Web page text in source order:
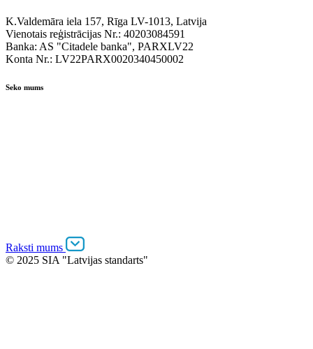
K.Valdemāra iela 157, Rīga LV-1013, Latvija
Vienotais reģistrācijas Nr.: 40203084591
Banka: AS "Citadele banka", PARXLV22
Konta Nr.: LV22PARX0020340450002
Seko mums
Raksti mums
© 2025 SIA "Latvijas standarts"